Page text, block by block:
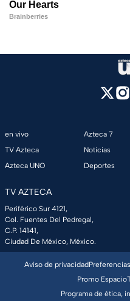
en vivo
TV Azteca
Azteca UNO
Azteca 7
Noticias
Deportes
TV AZTECA
Periférico Sur 4121,
Col. Fuentes Del Pedregal,
C.P. 14141,
Ciudad De México, México.
Aviso de privacidad
Promo Espacio
Programa de ética,